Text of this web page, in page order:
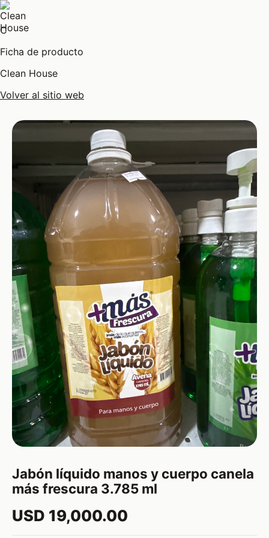
C
Ficha de producto
Clean House
Volver al sitio web
Jabón líquido manos y cuerpo canela
más frescura 3.785 ml
USD 19,000.00